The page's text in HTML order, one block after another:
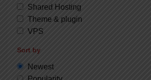
Shared Hosting
Theme & plugin
VPS
Sort by
Newest